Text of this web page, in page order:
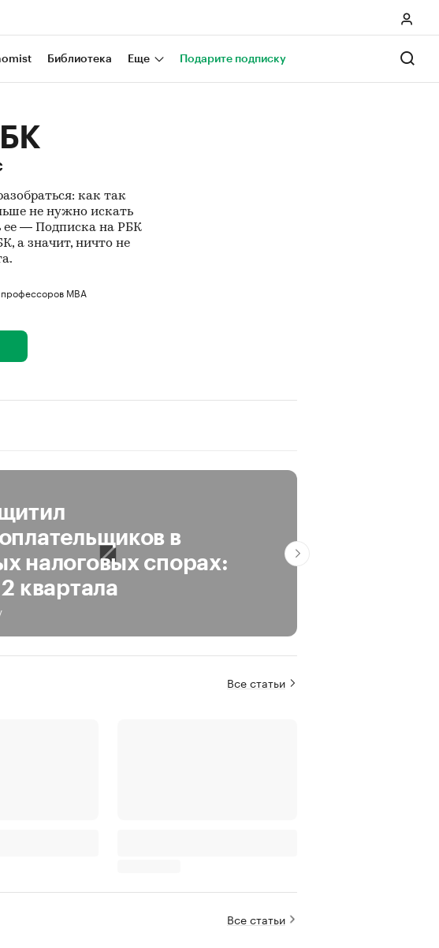
Библиотека Еще Подарите подписку
как так
не нужно искать
ее — Подписка на РБК
а значит, ничто не
MBA
в
налоговых спорах:
квартала
Все статьи
Все статьи